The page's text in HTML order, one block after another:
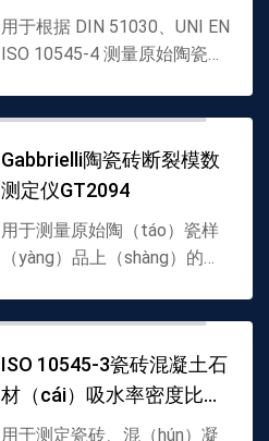
利进
用于根据 DIN 51030、UNI EN
ISO 10545-4 测量原始陶瓷样
（chēng）重传感（gǎn）器...
Gabbrielli陶瓷砖断裂模数
测定仪GT2094
用于测量原始陶（táo）瓷样
（yàng）品上（shàng）的弯
(即电（diàn）子称重传感器)
上，并（bìng）且（qiě）根
据（jù）待检查样（yàng）本
ISO 10545-3瓷砖混凝土石
材（cái）吸水率密度比重
计GT23
用于测定瓷砖、混（hún）凝